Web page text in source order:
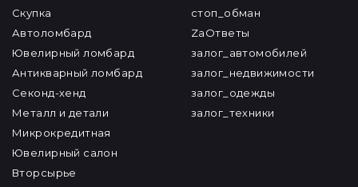
Скупка
Автоломбард
Ювелирный ломбард
Антикварный ломбард
Секонд-хенд
Металл и детали
Микрокредитная
Ювелирный салон
Вторсырье
стоп_обман
ZaОтветы
залог_автомобилей
залог_недвижимости
залог_одежды
залог_техники